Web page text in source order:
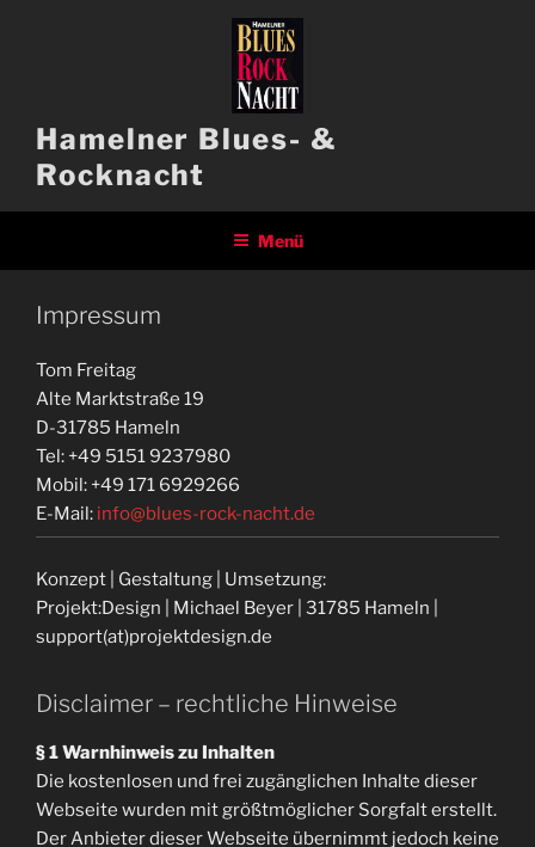
Hamelner Blues- &
Rocknacht
Menü
Impressum
Tom Freitag
Alte Marktstraße 19
D-31785 Hameln
Tel: +49 5151 9237980
Mobil: +49 171 6929266
E-Mail: info@blues-rock-nacht.de
Konzept | Gestaltung | Umsetzung:
Projekt:Design | Michael Beyer | 31785 Hameln |
support(at)projektdesign.de
Disclaimer – rechtliche Hinweise
§ 1 Warnhinweis zu Inhalten
Die kostenlosen und frei zugänglichen Inhalte dieser
Webseite wurden mit größtmöglicher Sorgfalt erstellt.
Der Anbieter dieser Webseite übernimmt jedoch keine